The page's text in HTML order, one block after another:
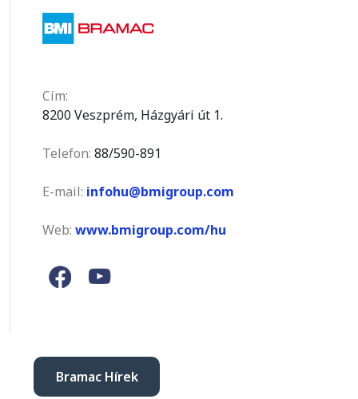
Cím:
8200 Veszprém, Házgyári út 1.
Telefon: 88/590-891
E-mail: infohu@bmigroup.com
Web: www.bmigroup.com/hu
Bramac Hírek